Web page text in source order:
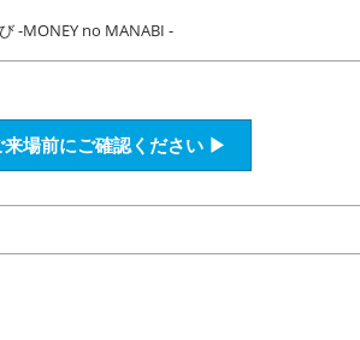
-MONEY no MANABI -
来場前にご確認ください ▶